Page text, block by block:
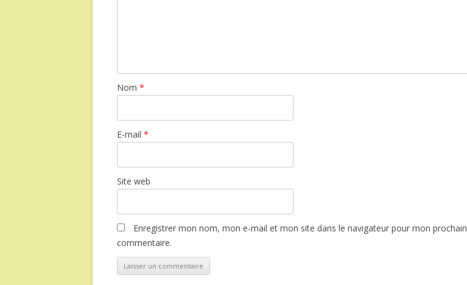
Nom *
E-mail *
Site web
Enregistrer mon nom, mon e-mail et mon site dans le navigateur pour mon prochain
commentaire.